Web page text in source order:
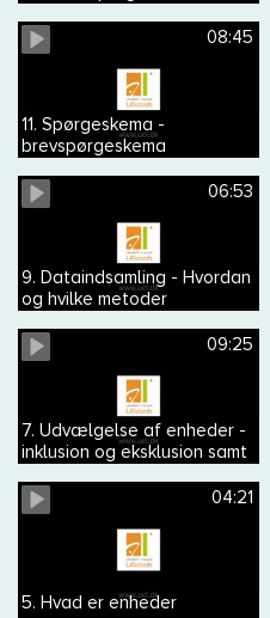
08:45
11. Spørgeskema -
brevspørgeskema
06:53
9. Dataindsamling - Hvordan
og hvilke metoder
09:25
7. Udvælgelse af enheder -
inklusion og eksklusion samt
generaliserbar
04:21
5. Hvad er enheder